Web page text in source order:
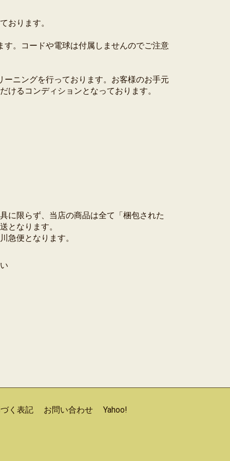
おります。
す。コードや電球は付属しませんのでご注意
ーニングを行っております。お客様のお手元
けるコンディションとなっております。
に限らず、当店の商品は全て「梱包された
となります。
急便となります。
く表記 お問い合わせ Yahoo!